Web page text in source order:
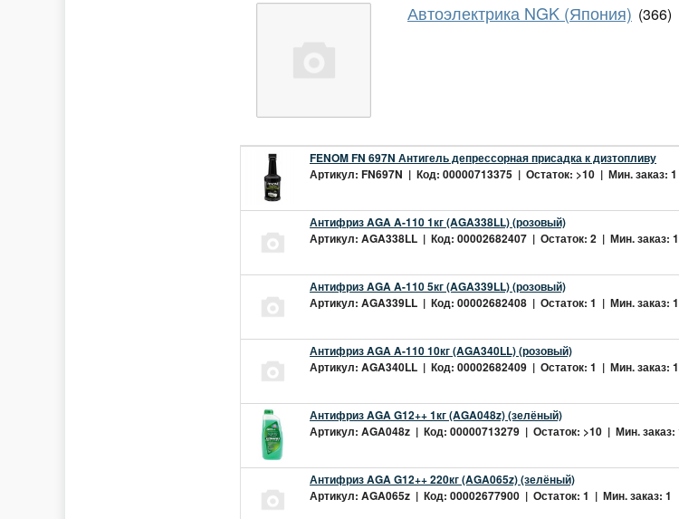
Автоэлектрика NGK (Япония) (366)
FENOM FN 697N Антигель депрессорная присадка к дизтопливу
Артикул: FN697N | Код: 00000713375 | Остаток: >10 | Мин. заказ: 1
Антифриз AGA A-110 1кг (AGA338LL) (розовый)
Артикул: AGA338LL | Код: 00002682407 | Остаток: 2 | Мин. заказ: 1
Антифриз AGA A-110 5кг (AGA339LL) (розовый)
Артикул: AGA339LL | Код: 00002682408 | Остаток: 1 | Мин. заказ: 1
Антифриз AGA A-110 10кг (AGA340LL) (розовый)
Артикул: AGA340LL | Код: 00002682409 | Остаток: 1 | Мин. заказ: 1
Антифриз AGA G12++ 1кг (AGA048z) (зелёный)
Артикул: AGA048z | Код: 00000713279 | Остаток: >10 | Мин. заказ:
Антифриз AGA G12++ 220кг (AGA065z) (зелёный)
Артикул: AGA065z | Код: 00002677900 | Остаток: 1 | Мин. заказ: 1